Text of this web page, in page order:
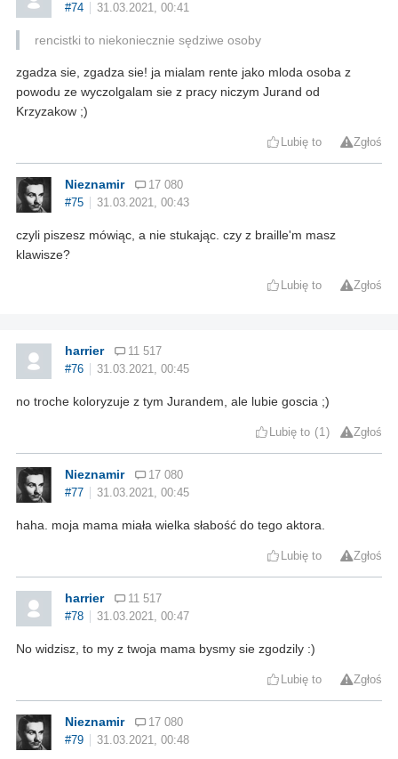
#74
31.03.2021, 00:41
rencistki to niekoniecznie sędziwe osoby
zgadza sie, zgadza sie! ja mialam rente jako mloda osoba z
powodu ze wyczolgalam sie z pracy niczym Jurand od
Krzyzakow ;)
Lubię to Zgłoś
Nieznamir
17 080
#75
31.03.2021, 00:43
czyli piszesz mówiąc, a nie stukając. czy z braille'm masz
klawisze?
Lubię to Zgłoś
harrier
11 517
#76
31.03.2021, 00:45
no troche koloryzuje z tym Jurandem, ale lubie goscia ;)
Lubię to 1 Zgłoś
Nieznamir
17 080
#77
31.03.2021, 00:45
haha. moja mama miała wielka słabość do tego aktora.
Lubię to Zgłoś
harrier
11 517
#78
31.03.2021, 00:47
No widzisz, to my z twoja mama bysmy sie zgodzily :)
Lubię to Zgłoś
Nieznamir
17 080
#79
31.03.2021, 00:48